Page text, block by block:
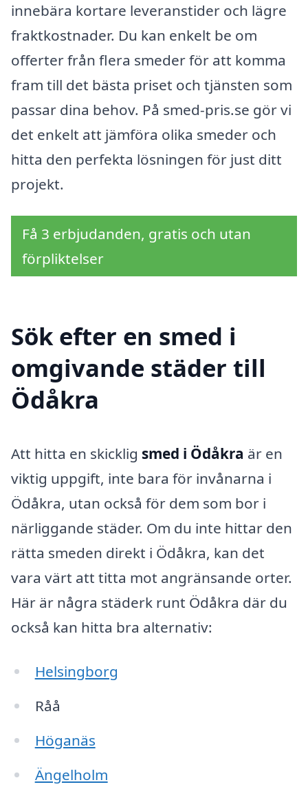
innebära kortare leveranstider och lägre
fraktkostnader. Du kan enkelt be om
offerter från flera smeder för att komma
fram till det bästa priset och tjänsten som
passar dina behov. På smed-pris.se gör vi
det enkelt att jämföra olika smeder och
hitta den perfekta lösningen för just ditt
projekt.
Få 3 erbjudanden, gratis och utan
förpliktelser
Sök efter en smed i
omgivande städer till
Ödåkra
Att hitta en skicklig smed i Ödåkra är en
viktig uppgift, inte bara för invånarna i
Ödåkra, utan också för dem som bor i
närliggande städer. Om du inte hittar den
rätta smeden direkt i Ödåkra, kan det
vara värt att titta mot angränsande orter.
Här är några städerk runt Ödåkra där du
också kan hitta bra alternativ:
Helsingborg
Råå
Höganäs
Ängelholm